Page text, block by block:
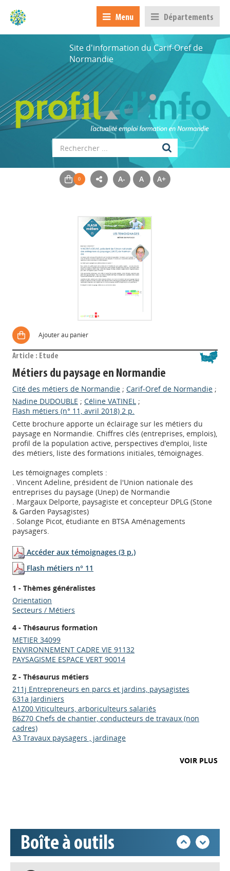
Menu Départements
Site d'information du Carif-Oref de
Normandie
A- A A+
Ajouter au panier
Article : Etude
Métiers du paysage en Normandie
Cité des métiers de Normandie ;Carif-Oref de Normandie ;
Nadine DUDOUBLE ;Céline VATINEL ;
Flash métiers (n° 11, avril 2018) 2 p.
Cette brochure apporte un éclairage sur les métiers du
paysage en Normandie. Chiffres clés (entreprises, emplois),
profil de la population active, perspectives d’emploi, liste
des métiers, liste des formations initiales, témoignages.
Les témoignages complets :
. Vincent Adeline, président de l'Union nationale des
entreprises du paysage (Unep) de Normandie
. Margaux Delporte, paysagiste et concepteur DPLG (Stone
& Garden Paysagistes)
. Solange Picot, étudiante en BTSA Aménagements
paysagers.
Accéder aux témoignages (3 p.)
Flash métiers n° 11
1 - Thèmes généralistes
Orientation
Secteurs / Métiers
4 - Thésaurus formation
METIER 34099
ENVIRONNEMENT CADRE VIE 91132
PAYSAGISME ESPACE VERT 90014
Z - Thésaurus métiers
211j Entrepreneurs en parcs et jardins, paysagistes
631a Jardiniers
A1Z00 Viticulteurs, arboriculteurs salariés
B6Z70 Chefs de chantier, conducteurs de travaux (non
cadres)
A3 Travaux paysagers , jardinage
VOIR PLUS
Boîte à outils
Appels à projets
Base documentaire